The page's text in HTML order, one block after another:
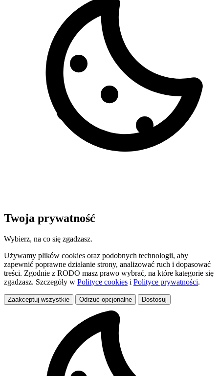
Twoja prywatność
Wybierz, na co się zgadzasz.
Używamy plików cookies oraz podobnych technologii, aby
zapewnić poprawne działanie strony, analizować ruch i dopasować
treści. Zgodnie z RODO masz prawo wybrać, na które kategorie się
zgadzasz. Szczegóły w Polityce cookies i Polityce prywatności.
Zaakceptuj wszystkie Odrzuć opcjonalne Dostosuj